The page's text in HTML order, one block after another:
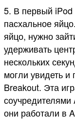
5. В первый
пасхальное
яйцо, нужно
удерживать
нескольких
могли увидеть и
Breakout. Эта
они работали в